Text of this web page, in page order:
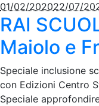
01/02/202022/07/
RAI
Maiolo e
Speciale inclusione
con Edizioni Centro
Speciale